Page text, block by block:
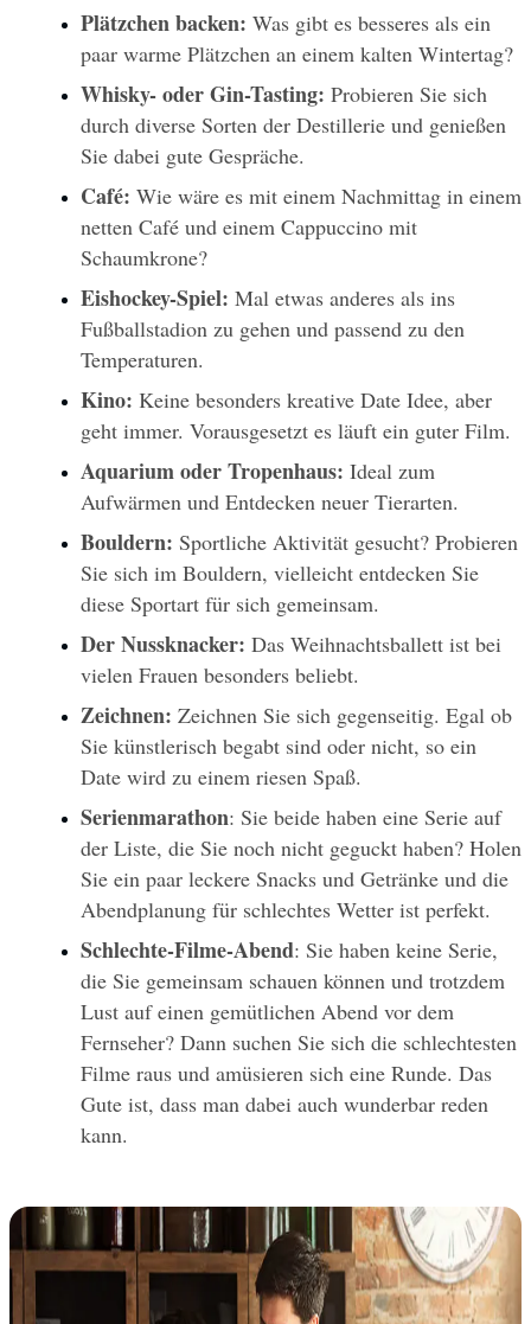
Plätzchen backen: Was gibt es besseres als ein
paar warme Plätzchen an einem kalten Wintertag?
Whisky- oder Gin-Tasting: Probieren Sie sich
durch diverse Sorten der Destillerie und genießen
Sie dabei gute Gespräche.
Café: Wie wäre es mit einem Nachmittag in einem
netten Café und einem Cappuccino mit
Schaumkrone?
Eishockey-Spiel: Mal etwas anderes als ins
Fußballstadion zu gehen und passend zu den
Temperaturen.
Kino: Keine besonders kreative Date Idee, aber
geht immer. Vorausgesetzt es läuft ein guter Film.
Aquarium oder Tropenhaus: Ideal zum
Aufwärmen und Entdecken neuer Tierarten.
Bouldern: Sportliche Aktivität gesucht? Probieren
Sie sich im Bouldern, vielleicht entdecken Sie
diese Sportart für sich gemeinsam.
Der Nussknacker: Das Weihnachtsballett ist bei
vielen Frauen besonders beliebt.
Zeichnen: Zeichnen Sie sich gegenseitig. Egal ob
Sie künstlerisch begabt sind oder nicht, so ein
Date wird zu einem riesen Spaß.
Serienmarathon: Sie beide haben eine Serie auf
der Liste, die Sie noch nicht geguckt haben? Holen
Sie ein paar leckere Snacks und Getränke und die
Abendplanung für schlechtes Wetter ist perfekt.
Schlechte-Filme-Abend: Sie haben keine Serie,
die Sie gemeinsam schauen können und trotzdem
Lust auf einen gemütlichen Abend vor dem
Fernseher? Dann suchen Sie sich die schlechtesten
Filme raus und amüsieren sich eine Runde. Das
Gute ist, dass man dabei auch wunderbar reden
kann.